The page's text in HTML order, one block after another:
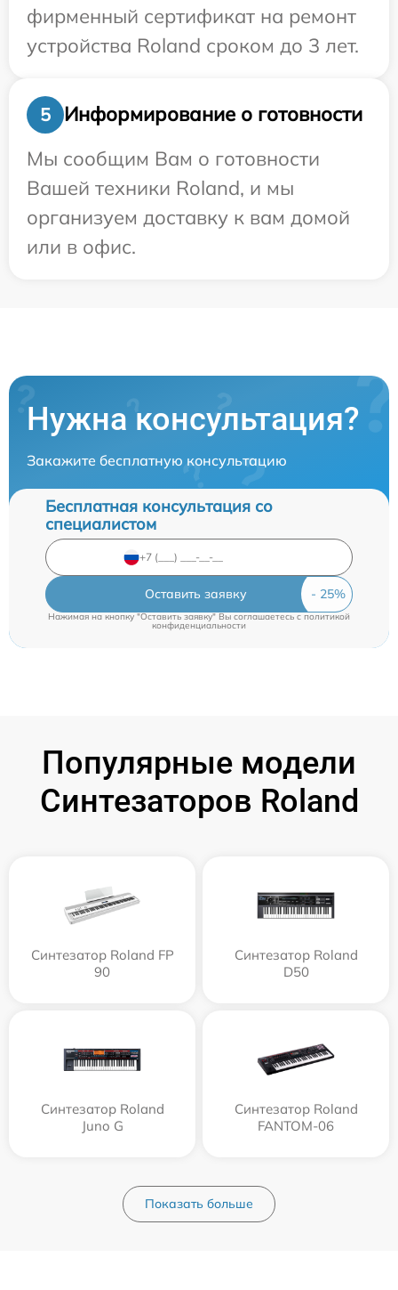
фирменный сертификат на ремонт
устройства Roland сроком до 3 лет.
5
Информирование о готовности
Мы сообщим Вам о готовности
Вашей техники Roland, и мы
организуем доставку к вам домой
или в офис.
Нужна консультация?
Закажите бесплатную консультацию
Бесплатная консультация со
специалистом
Оставить заявку
Нажимая на кнопку "Оставить заявку" Вы соглашаетесь cполитикой
конфиденциальности
Популярные модели
Синтезаторов Roland
Синтезатор Roland FP
90
Синтезатор Roland
D50
Синтезатор Roland
Juno G
Синтезатор Roland
FANTOM-06
Показать больше